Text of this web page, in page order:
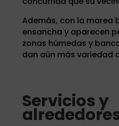
Además, con la marea
ensancha y aparecen
zonas húmedas y
dan aún más variedad
Servicios y